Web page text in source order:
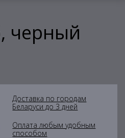
черный
Доставка по городам
Беларуси до 3 дней
Оплата любым удобным
способом